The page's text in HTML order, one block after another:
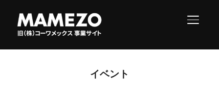
サイド
イベント